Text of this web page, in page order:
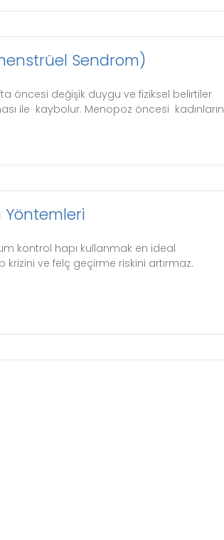
Sendrom)
öncesi değişik duygu ve fiziksel belirtiler
ile kaybolur. Menopoz öncesi kadınların
Yöntemleri
kontrol hapı kullanmak en ideal
ve felç geçirme riskini artırmaz.